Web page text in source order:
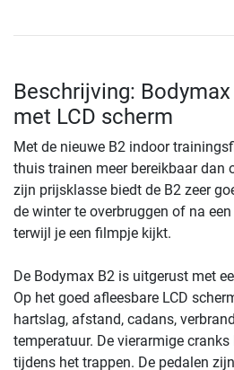
Beschrijving:
met LCD scherm
Met de nieuwe B2 indoor
thuis trainen meer bereikbaar dan
zijn prijsklasse biedt de B2 zeer
de winter te overbruggen of na
terwijl je een filmpje kijkt.
De Bodymax B2 is uitgerust met
Op het goed afleesbare LCD
hartslag, afstand, cadans,
temperatuur. De vierarmige
tijdens het trappen. De pedalen